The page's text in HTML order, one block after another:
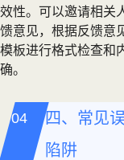
效性。可以邀请相关
馈意见，根据反馈意
模板进行格式检查和
确。
四、常见
陷阱